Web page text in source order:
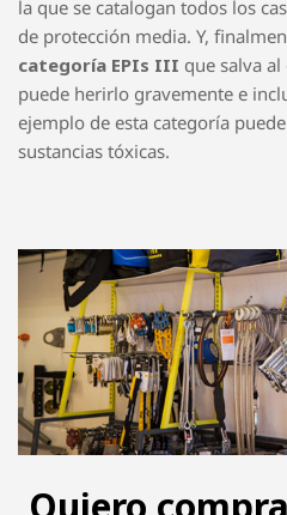
trabajo en cuestión.
Es posible que hayas escuchado
Protección Individual se
en función del grado de
existe lacategoría EPIs I
la que se catalogan todos los
de protección media. Y,
categoría EPIs III que salva al
puede herirlo gravemente e
ejemplo de esta categoría
sustancias tóxicas.